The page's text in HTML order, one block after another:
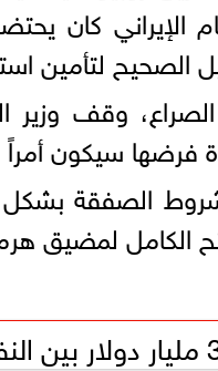
الإيراني كان
لتأمين
وقف وزير
فرضها سيكون أمراً
الصفقة
الكامل لمضيق